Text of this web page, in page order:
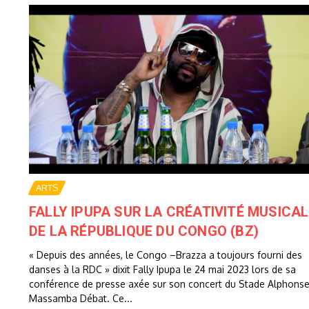
ARTS
FALLY IPUPA SUR LA CRÉATIVITÉ
DE LA RÉPUBLIQUE DU CONGO (BZ)
« Depuis des années, le Congo –Brazza a toujours fourni des
danses à la RDC » dixit Fally Ipupa le 24 mai 2023 lors de sa
conférence de presse axée sur son concert du Stade Alphonse
Massamba Débat. Ce...